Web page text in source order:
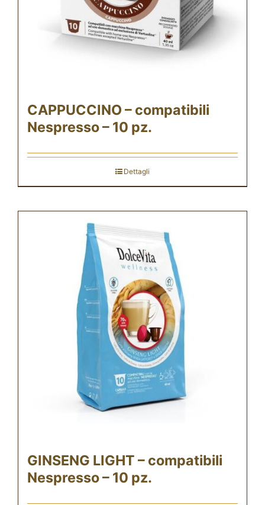
CAPPUCCINO – compatibili
Nespresso – 10 pz.
Dettagli
GINSENG LIGHT – compatibili
Nespresso – 10 pz.